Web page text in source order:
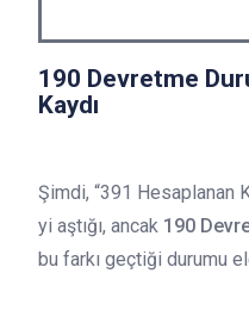
190 Devretme
Kaydı
Şimdi, “391 Hesaplanan
yi aştığı, ancak 190
bu farkı geçtiği durumu